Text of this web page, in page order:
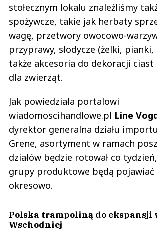
stołecznym lokalu znaleźliśmy
spożywcze, takie jak herbaty
wagę, przetwory owocowo-
przyprawy, słodycze (żelki, pianki,
także akcesoria do dekoracji
dla zwierząt.
Jak powiedziała portalowi
wiadomoscihandlowe.pl Line
dyrektor generalna działu
Grene, asortyment w ramach
działów będzie rotował co
grupy produktowe będą pojawiać
okresowo.
Polska trampoliną do ekspansji
Wschodniej